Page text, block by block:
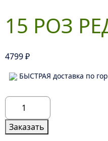
15 РОЗ
4799₽
БЫСТРАЯ доставка по
Количество
товара
15
Роз
Заказать